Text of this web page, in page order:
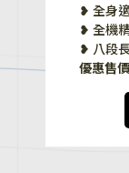
❥ 全身
❥ 全機
❥ 八段
優惠售